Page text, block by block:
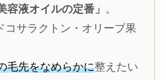
容液オイルの定番」 。
コサラクトン・オリーブ果
毛先をなめらかに整えたい